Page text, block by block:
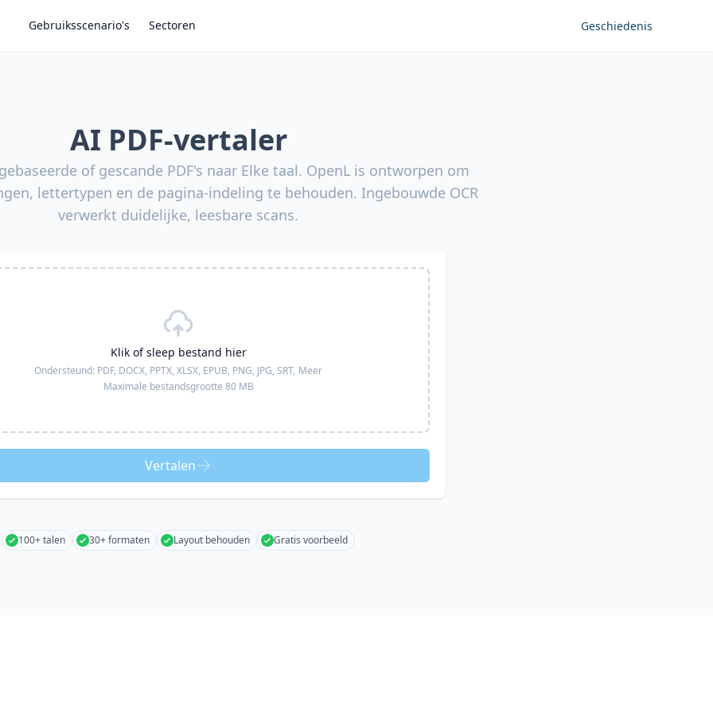
Gebruiksscenario's Sectoren Geschiedenis
AI PDF-vertaler
of gescande PDF's naar Elke taal. OpenL is ontworpen om
lettertypen en de pagina-indeling te behouden. Ingebouwde OCR
verwerkt duidelijke, leesbare scans.
Klik of sleep bestand hier
Ondersteund: PDF, DOCX, PPTX, XLSX, EPUB, PNG, JPG, SRT, Meer
Maximale bestandsgrootte 80 MB
Vertalen
100+ talen 30+ formaten Layout behouden Gratis voorbeeld